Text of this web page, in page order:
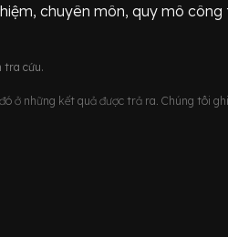
chuyên môn, quy mô
tra cứu.
ở những kết quả được trả ra. Chúng tôi